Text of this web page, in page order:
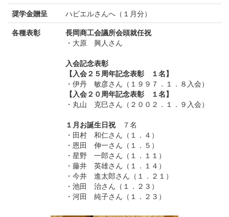
奨学金贈呈
ハビエルさんへ（１月分）
各種表彰
長岡商工会議所会頭就任祝
・大原 興人さん
入会記念表彰
【入会２５周年記念表彰 １名】
・伊丹 敏彦さん（１９９７．１．８入会）
【入会２０周年記念表彰 １名】
・丸山 克巳さん（２００２．１．９入会）
１月お誕生日祝７名
・田村 和仁さん（１．４）
・恩田 伸一さん（１．５）
・星野 一郎さん（１．１１）
・藤井 英雄さん（１．１４）
・今井 進太郎さん（１．２１）
・池田 治さん（１．２３）
・河田 純子さん（１．２３）